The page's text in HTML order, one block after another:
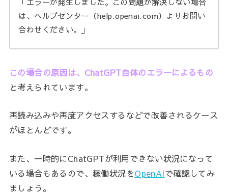
は、ヘルプセンター（help.openai.com）よりお問い
合わせください。」
この場合の原因は、ChatGPT自体のエラーによるもの
と考えられています。
再読み込みや再度アクセスするなどで改善されるケース
がほとんどです。
また、一時的にChatGPTが利用できない状況になって
いる場合もあるので、稼働状況をOpenAIで確認してみ
ましょう。